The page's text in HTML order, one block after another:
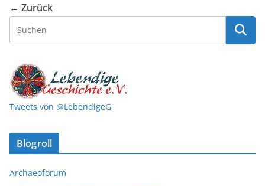
← Zurück
Tweets von @LebendigeG
Blogroll
Archaeoforum